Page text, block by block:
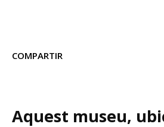
COMPARTIR
Aquest museu,